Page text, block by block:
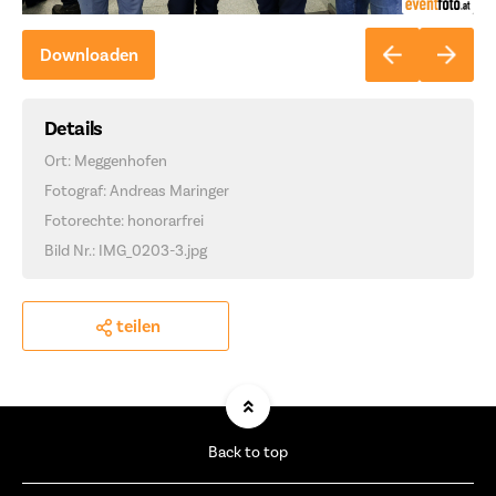
Downloaden
Details
Ort: Meggenhofen
Fotograf: Andreas Maringer
Fotorechte: honorarfrei
Bild Nr.: IMG_0203-3.jpg
teilen
Back to top